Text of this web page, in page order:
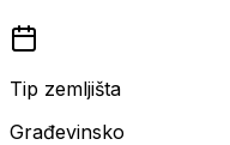
Tip zemljišta
Građevinsko